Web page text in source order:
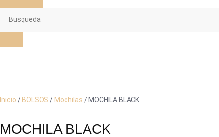
Inicio / BOLSOS / Mochilas / MOCHILA BLACK
MOCHILA BLACK